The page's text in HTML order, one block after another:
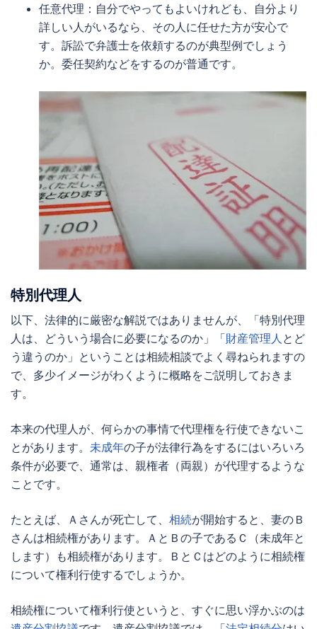
任意代理：自分でやってもよいけれども、自分より
詳しい人がいるなら、その人に任せた方が安心で
す。訴訟で弁護士を依頼するのが典型例でしょう
か。委任契約などをするのが普通です。
特別代理人
以下、法律的に厳密な解説ではありませんが、「特別代理
人 は、どういう場合に必要になるのか」「財産管理人 とど
う違うのか」ということは相続相談でよく尋ねられますの
で、多少イメージがわくように概略をご説明しておきま
す。
本来の代理人が、何らかの事情で代理権を行使できないこ
とがあります。 未成年の子が法律行為をするにはいろいろ
条件が必要で、通常は、親権者（両親）が代理するような
ことです。
たとえば、Ａさんが死亡して、 相続が開始すると、妻のＢ
さんは相続権があります。ＡとＢの子であるＣ（未成年と
します）も相続権があります。ＢとＣはどのように相続権
について権利行使するでしょうか。
相続権について権利行使というと、すぐに思い浮かぶのは